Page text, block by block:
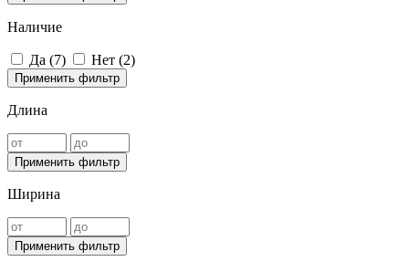
Наличие
Да (7) Нет (2)
Применить фильтр
Длина
Применить фильтр
Ширина
Применить фильтр